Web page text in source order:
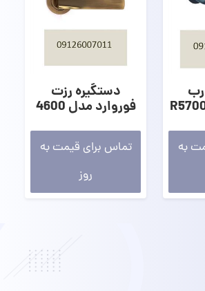
به
دستگیره رزت
فوروارد مدل 4600
تماس برای قیمت به
روز